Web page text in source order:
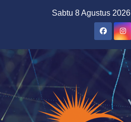
Sabtu 8 Agustus 2026